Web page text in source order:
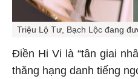
Triệu Lộ Tư, Bạch Lộc đang
Điền Hi Vi là “tân giai
thăng hạng danh tiếng